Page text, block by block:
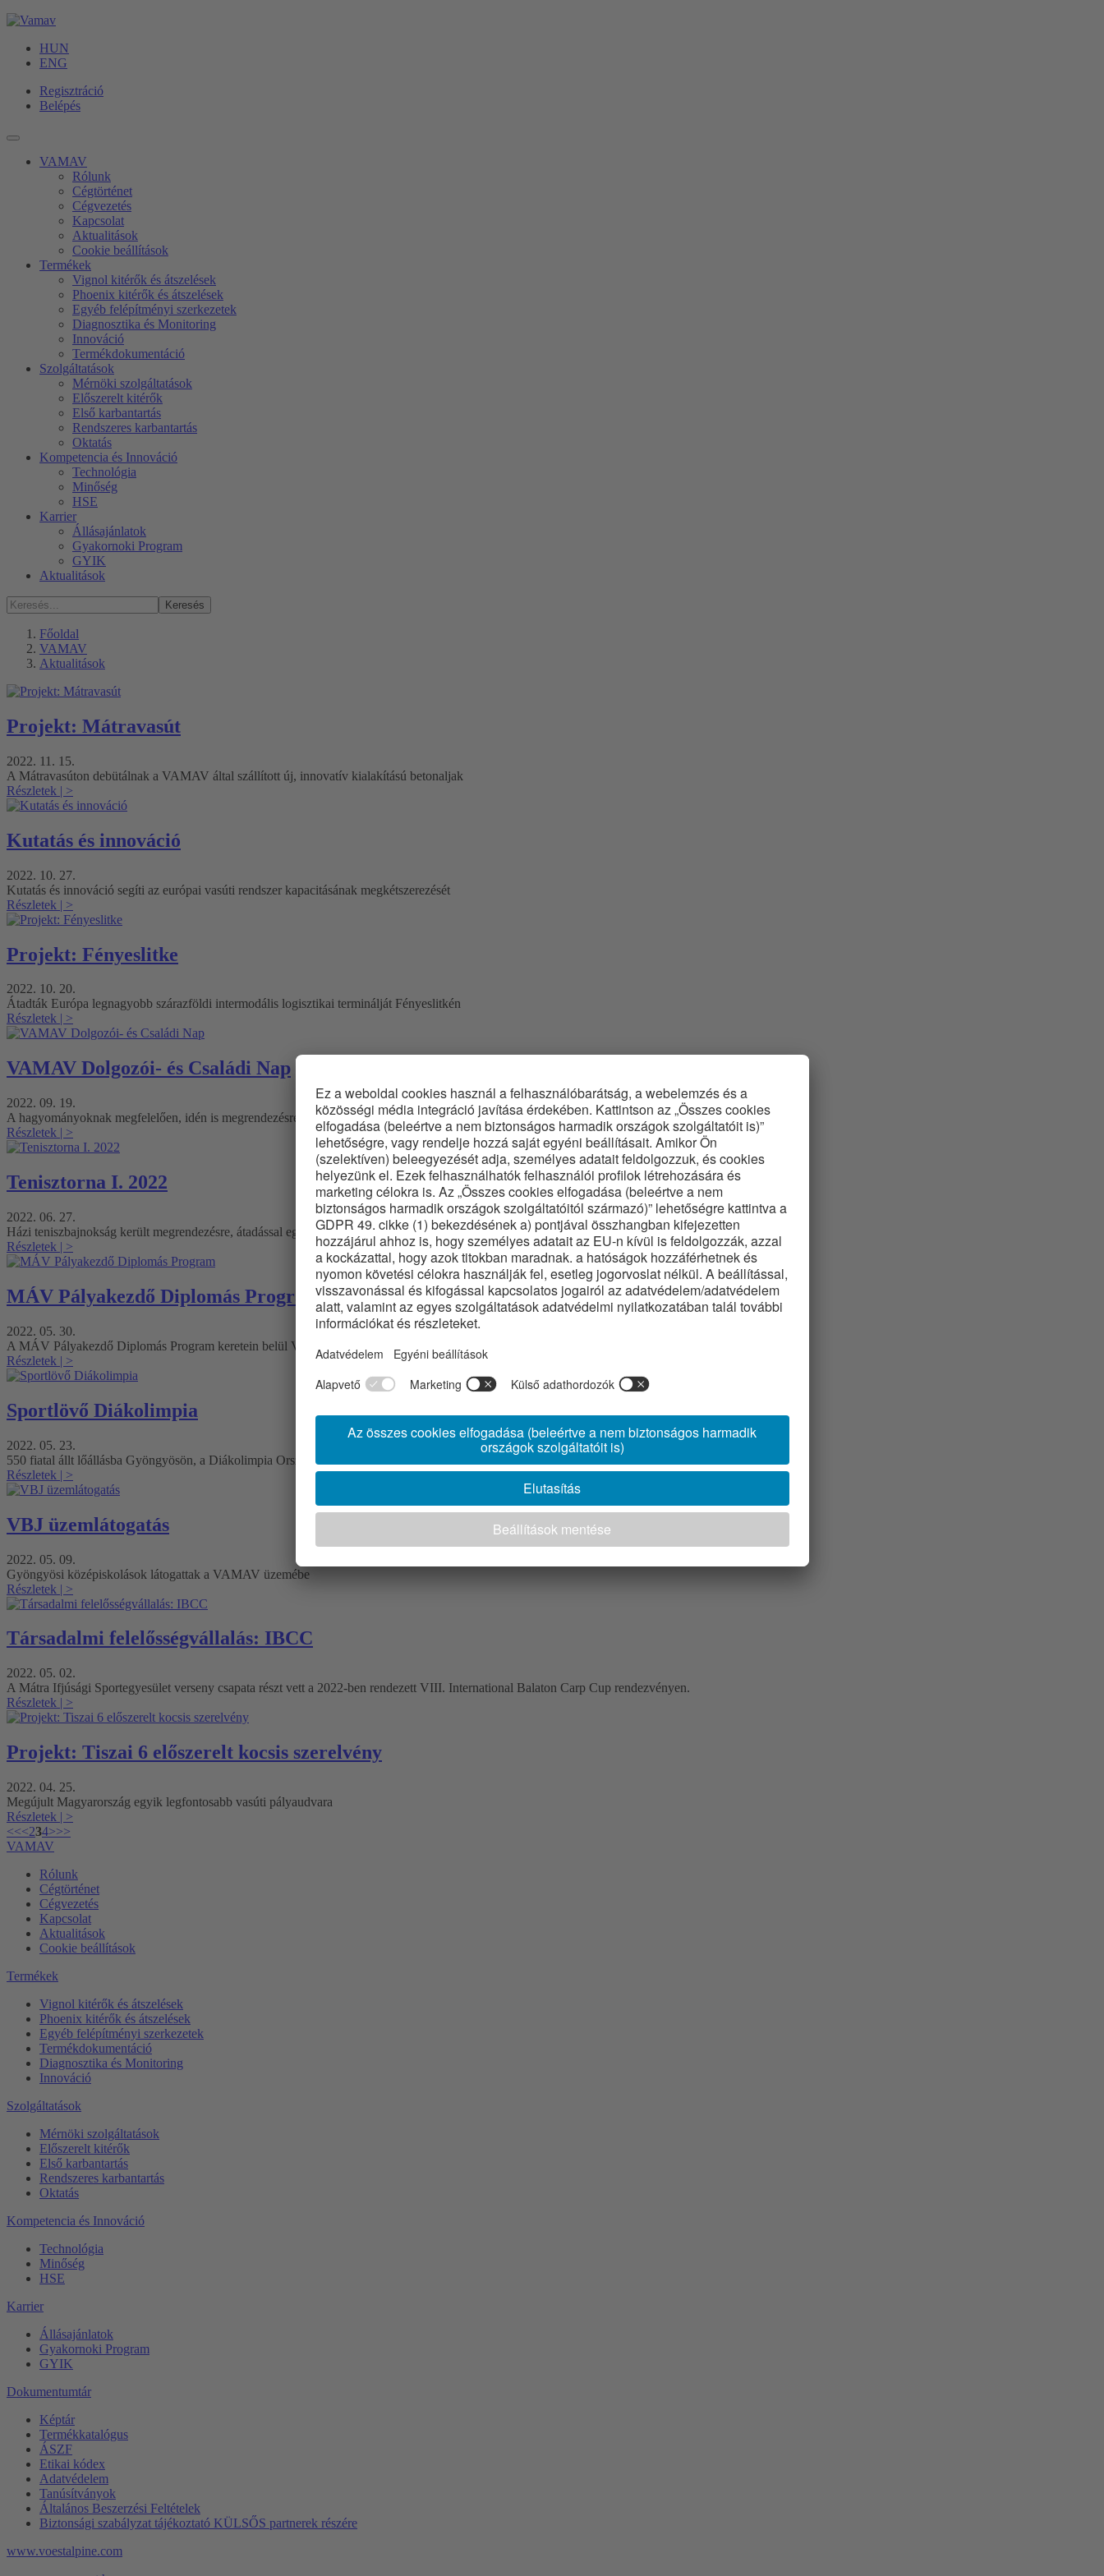
HUN
ENG
Regisztráció
Belépés
VAMAV
Rólunk
Cégtörténet
Cégvezetés
Kapcsolat
Aktualitások
Cookie beállítások
Termékek
Vignol kitérők és átszelések
Phoenix kitérők és átszelések
Egyéb felépítményi szerkezetek
Diagnosztika és Monitoring
Innováció
Termékdokumentáció
Szolgáltatások
Mérnöki szolgáltatások
Előszerelt kitérők
Első karbantartás
Rendszeres karbantartás
Oktatás
Kompetencia és Innováció
Technológia
Minőség
HSE
Karrier
Állásajánlatok
Gyakornoki Program
GYIK
Aktualitások
Keresés
Főoldal
VAMAV
Aktualitások
Projekt: Mátravasút
2022. 11. 15.
A Mátravasúton debütálnak a VAMAV által szállított új, innovatív kialakítású betonaljak
Részletek | >
Kutatás és innováció
2022. 10. 27.
Kutatás és innováció segíti az európai vasúti rendszer kapacitásának megkétszerezését
Részletek | >
Projekt: Fényeslitke
2022. 10. 20.
Átadták Európa legnagyobb szárazföldi intermodális logisztikai terminálját Fényeslitkén
Részletek | >
VAMAV Dolgozói- és Családi Nap
2022. 09. 19.
A hagyományoknak megfelelően, idén is megrendezésre került a VAMAV Családi Nap
Részletek | >
Tenisztorna I. 2022
2022. 06. 27.
Házi teniszbajnokság került megrendezésre, átadással egybekötve
Részletek | >
MÁV Pályakezdő Diplomás Program
2022. 05. 30.
A MÁV Pályakezdő Diplomás Program keretein belül VAMAV üzemlátogatás került megszervezésre
Részletek | >
Sportlövő Diákolimpia
2022. 05. 23.
550 fiatal állt lőállásba Gyöngyösön, a Diákolimpia Országos Döntőjében, ahol a VAMAV LK sportolói is a mezőnyt erősítették
Részletek | >
VBJ üzemlátogatás
2022. 05. 09.
Gyöngyösi középiskolások látogattak a VAMAV üzemébe
Részletek | >
Társadalmi felelősségvállalás: IBCC
2022. 05. 02.
A Mátra Ifjúsági Sportegyesület verseny csapata részt vett a 2022-ben rendezett VIII. International Balaton Carp Cup rendezvényen.
Részletek | >
Projekt: Tiszai 6 előszerelt kocsis szerelvény
2022. 04. 25.
Megújult Magyarország egyik legfontosabb vasúti pályaudvara
Részletek | >
<<<234>>>
VAMAV
Rólunk
Cégtörténet
Cégvezetés
Kapcsolat
Aktualitások
Cookie beállítások
Termékek
Vignol kitérők és átszelések
Phoenix kitérők és átszelések
Egyéb felépítményi szerkezetek
Termékdokumentáció
Diagnosztika és Monitoring
Innováció
Szolgáltatások
Mérnöki szolgáltatások
Előszerelt kitérők
Első karbantartás
Rendszeres karbantartás
Oktatás
Kompetencia és Innováció
Technológia
Minőség
HSE
Karrier
Állásajánlatok
Gyakornoki Program
GYIK
Dokumentumtár
Képtár
Termékkatalógus
ÁSZF
Etikai kódex
Adatvédelem
Tanúsítványok
Általános Beszerzési Feltételek
Biztonsági szabályzat tájékoztató KÜLSŐS partnerek részére
www.voestalpine.com